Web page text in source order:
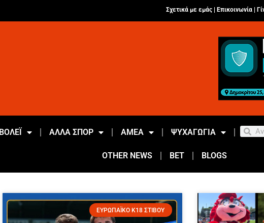
Σχετικά με εμάς | Επικοινωνία
ΒΟΛΕΪ ΑΛΛΑ ΣΠΟΡ ΑΜΕΑ ΨΥΧΑΓΩΓΙΑ
OTHER NEWS BET BLOGS
ΕΥΡΩΠΑΪΚΟ Κ18 ΣΤΙΒΟΥ